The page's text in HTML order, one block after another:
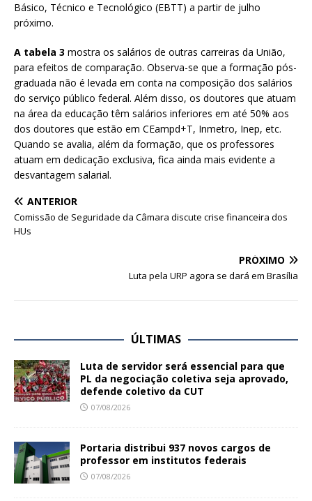
Básico, Técnico e Tecnológico (EBTT) a partir de julho
próximo.
A tabela 3 mostra os salários de outras carreiras da União,
para efeitos de comparação. Observa-se que a formação pós-
graduada não é levada em conta na composição dos salários
do serviço público federal. Além disso, os doutores que atuam
na área da educação têm salários inferiores em até 50% aos
dos doutores que estão em CEampd+T, Inmetro, Inep, etc.
Quando se avalia, além da formação, que os professores
atuam em dedicação exclusiva, fica ainda mais evidente a
desvantagem salarial.
ANTERIOR
Comissão de Seguridade da Câmara discute crise financeira dos
HUs
PRÓXIMO
Luta pela URP agora se dará em Brasília
ÚLTIMAS
Luta de servidor será essencial para que
PL da negociação coletiva seja aprovado,
defende coletivo da CUT
07/08/2026
Portaria distribui 937 novos cargos de
professor em institutos federais
07/08/2026